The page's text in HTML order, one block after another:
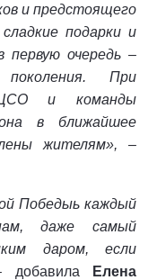
и предстоящего
подарки и
первую очередь –
поколения. При
и команды
в ближайшее
жителям», –
Победыь каждый
даже самый
даром, если
добавила
Елена